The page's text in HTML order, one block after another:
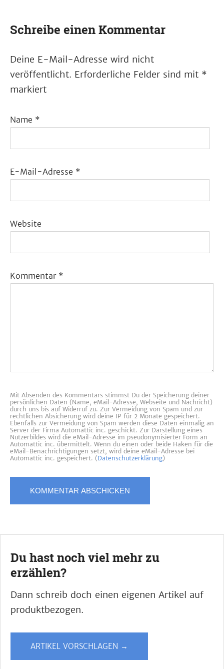
Schreibe einen Kommentar
Deine E-Mail-Adresse wird nicht
veröffentlicht. Erforderliche Felder sind mit *
markiert
Name *
E-Mail-Adresse *
Website
Kommentar *
Mit Absenden des Kommentars stimmst Du der Speicherung deiner
persönlichen Daten (Name, eMail-Adresse, Webseite und Nachricht)
durch uns bis auf Widerruf zu. Zur Vermeidung von Spam und zur
rechtlichen Absicherung wird deine IP für 2 Monate gespeichert.
Ebenfalls zur Vermeidung von Spam werden diese Daten einmalig an
Server der Firma Automattic inc. geschickt. Zur Darstellung eines
Nutzerbildes wird die eMail-Adresse im pseudonymisierter Form an
Automattic inc. übermittelt. Wenn du einen oder beide Haken für die
eMail-Benachrichtigungen setzt, wird deine eMail-Adresse bei
Automattic inc. gespeichert. (Datenschutzerklärung)
Du hast noch viel mehr zu
erzählen?
Dann schreib doch einen eigenen Artikel auf
produktbezogen.
ARTIKEL VORSCHLAGEN →